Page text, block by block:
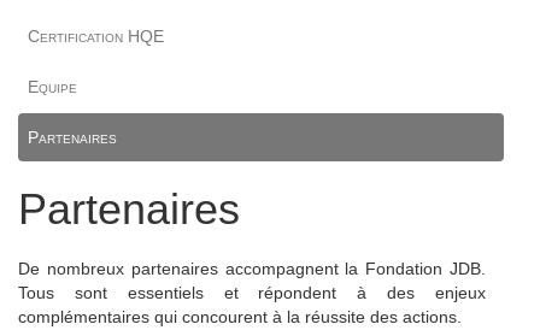
Certification HQE
Equipe
Partenaires
Partenaires
De nombreux partenaires accompagnent la Fondation JDB.
Tous sont essentiels et répondent à des enjeux
complémentaires qui concourent à la réussite des actions.